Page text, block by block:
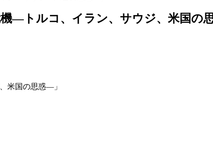
機―トルコ、イラン、サウジ、米国の
米国の思惑―」